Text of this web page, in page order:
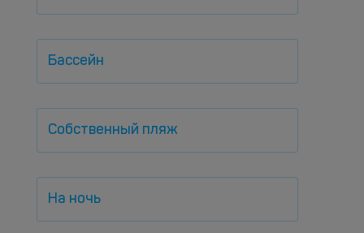
Бассейн
Собственный пляж
На ночь